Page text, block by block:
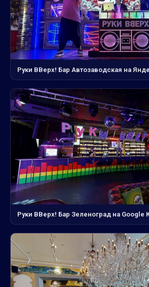
Руки ВВерх! Бар Автозаводская на
Руки ВВерх! Бар Зеленоград на Google